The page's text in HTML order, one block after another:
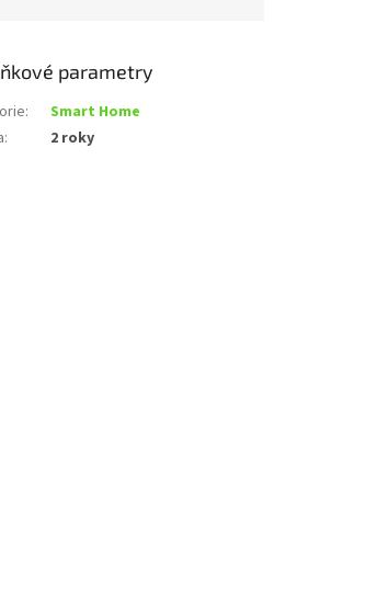
parametry
:
Smart Home
: 2 roky